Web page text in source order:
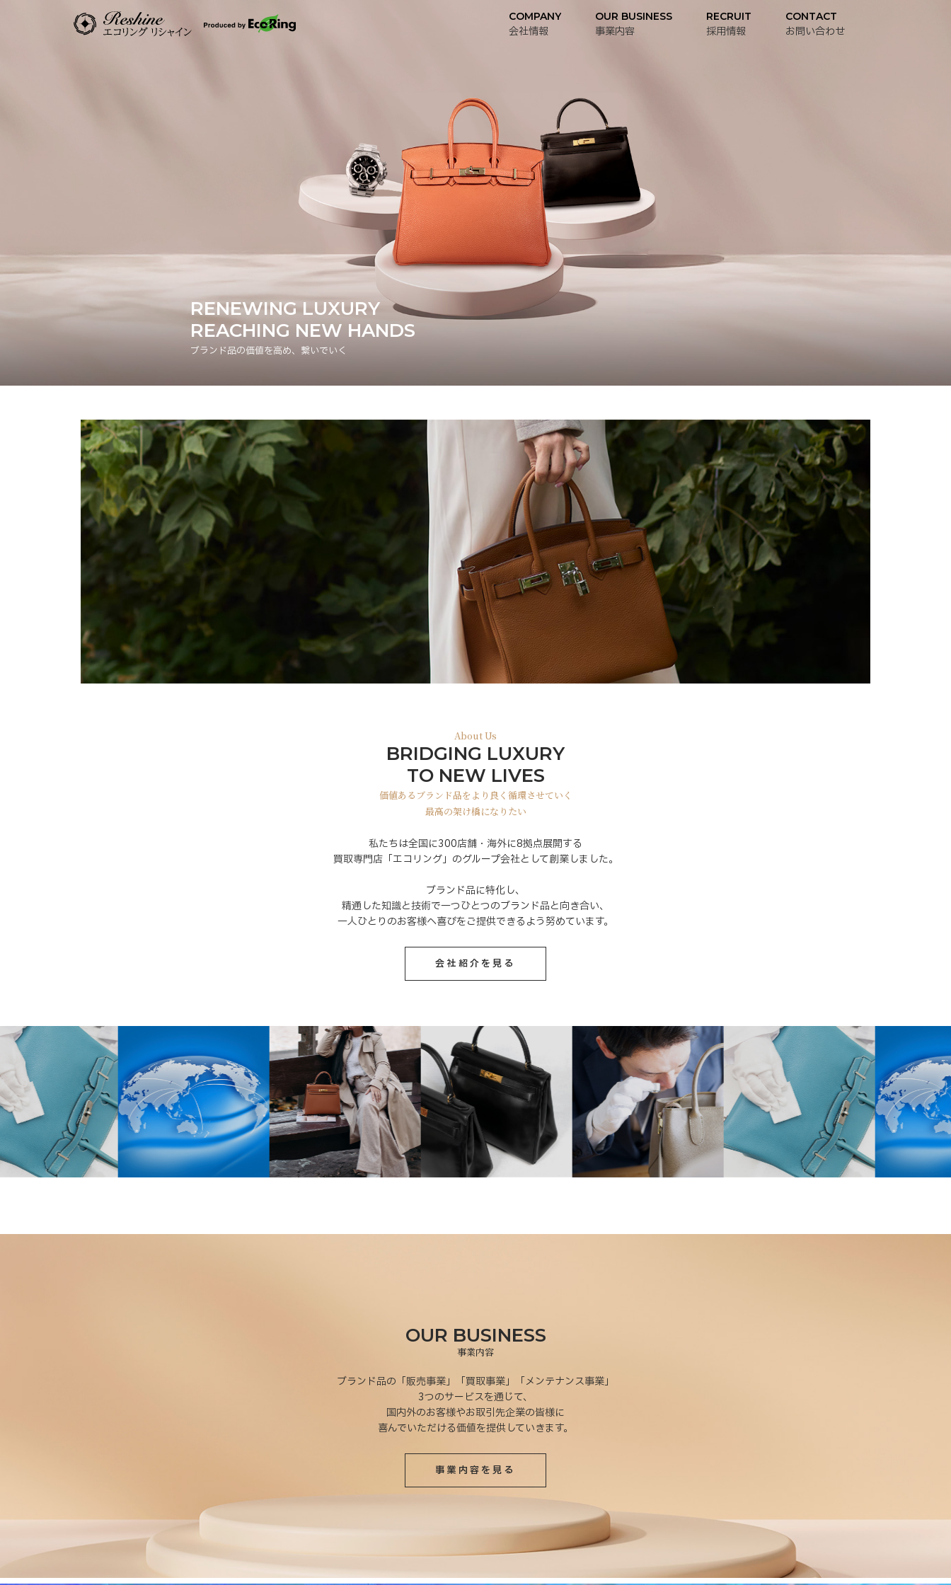
COMPANY
会社情報
OUR BUSINESS
事業内容
RECRUIT
採用情報
CONTACT
お問い合わせ
RENEWING LUXURY
REACHING NEW HANDS
ブランド品の価値を高め、繋いでいく
About Us
BRIDGING LUXURY
TO NEW LIVES
価値あるブランド品をより良く循環させていく
最高の架け橋になりたい
私たちは全国に300店舗・海外に8拠点展開する
買取専門店「エコリング」のグループ会社として創業しました。
ブランド品に特化し、
精通した知識と技術で一つひとつのブランド品と向き合い、
一人ひとりのお客様へ喜びをご提供できるよう努めています。
会社紹介を見る
OUR BUSINESS
事業内容
ブランド品の 「販売事業」「買取事業」「メンテナンス事業」
3つのサービスを通じて、
国内外のお客様やお取引先企業の皆様に
喜んでいただける価値を提供していきます。
事業内容を見る